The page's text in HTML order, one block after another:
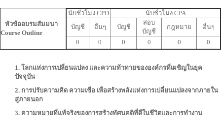
หัวข้ออบรมสัมมนา
Course Outline
นับชั่วโมง CPD
นับชั่วโมง CPA
บัญชี
อื่นๆ บัญชี
สอบ
บัญชี
กฎหมาย อื่นๆ
0 0 0 0 0 0
1. โลกแห่งการเปลี่ยนแปลง และความท้าทายขององค์กรที่เผชิญในยุค
ปัจจุบัน
2. การปรับความคิด ความเชื่อ เพื่อสร้างพลังแห่งการเปลี่ยนแปลงจากภายใน
สู่ภายนอก
3. ความหมายที่แท้จริงของการสร้างทัศนคติที่ดีในชีวิตและการทำงาน